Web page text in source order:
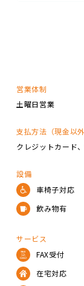
営業体制
土曜日営業
支払方法（現金以外
クレジットカード
設備
車椅子対応
飲み物有
サービス
FAX受付
在宅対応